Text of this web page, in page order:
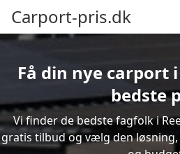
Carport-pris.dk
Få din nye carport
bedste
Vi finder de bedste fagfolk i
gratis tilbud og vælg den